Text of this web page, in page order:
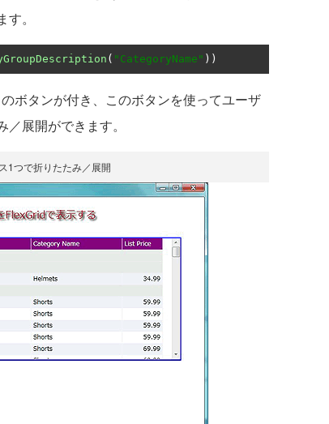
。
( "CategoryName" ))
ボタンが付き、このボタンを使ってユーザ
展開ができます。
1つで折りたたみ／展開